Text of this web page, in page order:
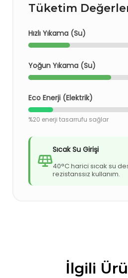
Tüketim
Hızlı Yıkama (Su)
Yoğun Yıkama (Su)
Eco Enerji (Elektrik)
%20 enerji tasarrufu sağlar
Sıcak Su Girişi
40°C harici sıcak su
rezistanssız kullanım.
İlgili